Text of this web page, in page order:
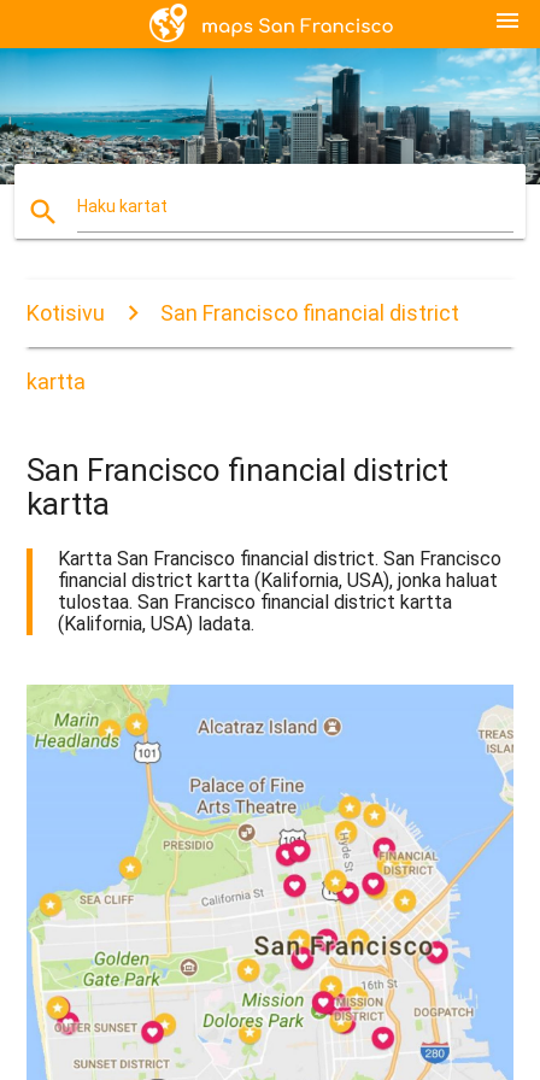
menu
search Haku kartat
Kotisivu San Francisco financial district
kartta
San Francisco financial district
kartta
Kartta San Francisco financial district. San Francisco
financial district kartta (Kalifornia, USA), jonka haluat
tulostaa. San Francisco financial district kartta
(Kalifornia, USA) ladata.